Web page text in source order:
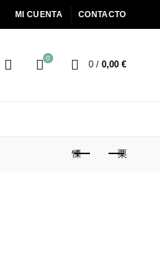
MI CUENTA CONTACTO
0
0 / 0,00 €